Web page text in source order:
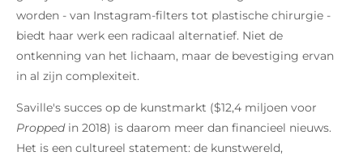
worden - van Instagram-filters tot plastische chirurgie -
biedt haar werk een radicaal alternatief. Niet de
ontkenning van het lichaam, maar de bevestiging ervan
in al zijn complexiteit.
Saville's succes op de kunstmarkt ($12,4 miljoen voor
Proppedin 2018) is daarom meer dan financieel nieuws.
Het is een cultureel statement: de kunstwereld,